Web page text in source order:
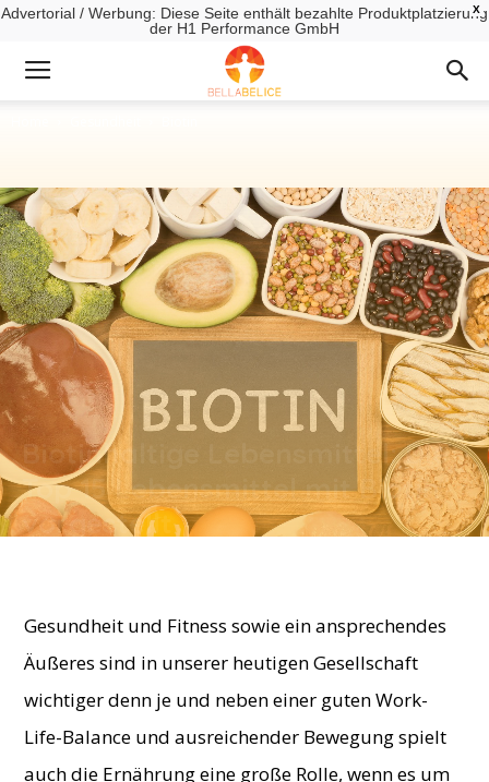
X
Advertorial / Werbung: Diese Seite enthält bezahlte Produktplatzierung
der H1 Performance GmbH
Biotinhaltige Lebensmittel: Die
Top 15 Lebensmittel mit Biotin
vorgestellt
Gesundheit und Fitness sowie ein ansprechendes
Äußeres sind in unserer heutigen Gesellschaft
wichtiger denn je und neben einer guten Work-
Life-Balance und ausreichender Bewegung spielt
auch die Ernährung eine große Rolle, wenn es um